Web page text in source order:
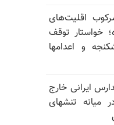
اقلیت‌های
خواستار توقف
و اعدامها
ایرانی خارج
میانه تنشهای